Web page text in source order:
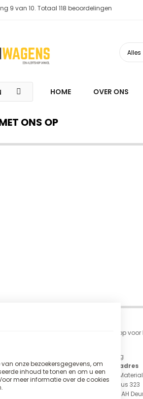
9 van 10. Totaal 118 beoordelingen
HOME OVER ONS
ONS OP
van Alertshop.nl. De online webshop
17:00
Overig
Postadres
Alert
Postbus 323
5750 AH
onze bezoekersgegevens, om
inhoud te tonen en om u een
meer informatie over de cookies